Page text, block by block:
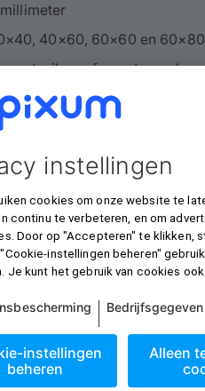
40×60, 60×60 en 60×80
zilver of zwart-goud